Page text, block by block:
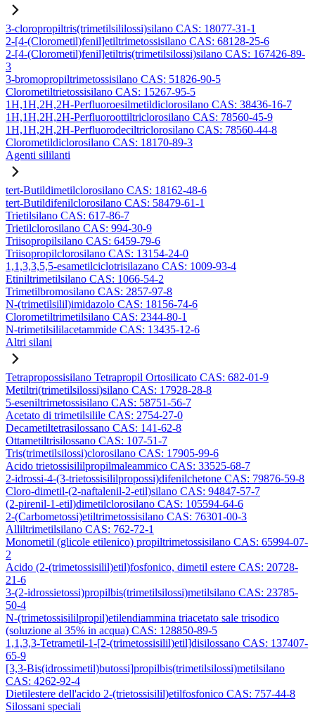
3-cloropropiltris(trimetilsililossi)silano CAS: 18077-31-1
2-[4-(Clorometil)fenil]etiltrimetossisilano CAS: 68128-25-6
2-[4-(Clorometil)fenil]etiltris(trimetilsilossi)silano CAS: 167426-89-
3
3-bromopropiltrimetossisilano CAS: 51826-90-5
Clorometiltrietossisilano CAS: 15267-95-5
1H,1H,2H,2H-Perfluoroesilmetildiclorosilano CAS: 38436-16-7
1H,1H,2H,2H-Perfluoroottiltriclorosilano CAS: 78560-45-9
1H,1H,2H,2H-Perfluorodeciltriclorosilano CAS: 78560-44-8
Clorometildiclorosilano CAS: 18170-89-3
Agenti sililanti
tert-Butildimetilclorosilano CAS: 18162-48-6
tert-Butildifenilclorosilano CAS: 58479-61-1
Trietilsilano CAS: 617-86-7
Trietilclorosilano CAS: 994-30-9
Triisopropilsilano CAS: 6459-79-6
Triisopropilclorosilano CAS: 13154-24-0
1,1,3,3,5,5-esametilciclotrisilazano CAS: 1009-93-4
Etiniltrimetilsilano CAS: 1066-54-2
Trimetilbromosilano CAS: 2857-97-8
N-(trimetilsilil)imidazolo CAS: 18156-74-6
Clorometiltrimetilsilano CAS: 2344-80-1
N-trimetilsililacetammide CAS: 13435-12-6
Altri silani
Tetrapropossisilano Tetrapropil Ortosilicato CAS: 682-01-9
Metiltri(trimetilsilossi)silano CAS: 17928-28-8
5-eseniltrimetossisilano CAS: 58751-56-7
Acetato di trimetilsilile CAS: 2754-27-0
Decametiltetrasilossano CAS: 141-62-8
Ottametiltrisilossano CAS: 107-51-7
Tris(trimetilsilossi)clorosilano CAS: 17905-99-6
Acido trietossisililpropilmaleammico CAS: 33525-68-7
2-idrossi-4-(3-trietossisililpropossi)difenilchetone CAS: 79876-59-8
Cloro-dimetil-(2-naftalenil-2-etil)silano CAS: 94847-57-7
(2-pirenil-1-etil)dimetilclorosilano CAS: 105594-64-6
2-(Carbometossi)etiltrimetossisilano CAS: 76301-00-3
Alliltrimetilsilano CAS: 762-72-1
Monometil (glicole etilenico) propiltrimetossisilano CAS: 65994-07-
2
Acido (2-(trimetossisilil)etil)fosfonico, dimetil estere CAS: 20728-
21-6
3-(2-idrossietossi)propilbis(trimetilsilossi)metilsilano CAS: 23785-
50-4
N-(trimetossisililpropil)etilendiammina triacetato sale trisodico
(soluzione al 35% in acqua) CAS: 128850-89-5
1,1,3,3-Tetrametil-1-[2-(trimetossisilil)etil]disilossano CAS: 137407-
65-9
[3,3-Bis(idrossimetil)butossi]propilbis(trimetilsilossi)metilsilano
CAS: 4262-92-4
Dietilestere dell'acido 2-(trietossisilil)etilfosfonico CAS: 757-44-8
Silossani speciali